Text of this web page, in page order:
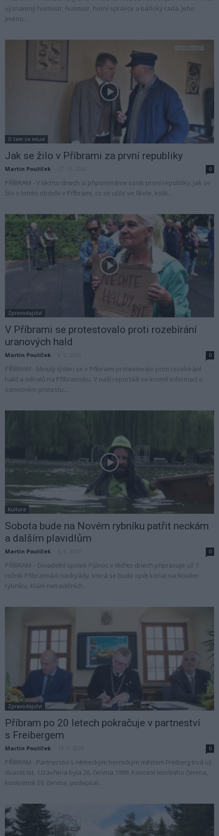
významný hormistr, huťmistr, horní správce a báňský rada. Jeho
jméno...
O čem se mluví
Jak se žilo v Příbrami za první republiky
Martin Poulíček 0
PŘÍBRAM - V těchto dnech si připomínáme vznik první republiky. Jak se
žilo v tomto období v Příbrami, co se učilo ve škole, kolik...
Zpravodajství
V Příbrami se protestovalo proti rozebírání
uranových hald
Martin Poulíček 0
PŘÍBRAM - Minulý týden se v Příbrami protestovalo proti rozebírání
hald a odvalů na Příbramsku. V naší reportáži se kromě informací o
samotném protestu,...
Kultura
Sobota bude na Novém rybníku patřit neckám
a dalším plavidlům
Martin Poulíček 0
PŘÍBRAM – Divadelní spolek Půlnoc v těchto dnech připravuje už 7.
ročník Příbramské neckyády, která se bude opět konat na Novém
rybníku. Klání netradičních...
Zpravodajství
Příbram po 20 letech pokračuje v partneství
s Freibergem
Martin Poulíček 0
PŘÍBRAM - Partnerství s německým hornickým městem Freiberg trvá už
dvacet let. Uzavřena byla 26. června 1999. Koncem letošního června,
konkrétně 29. června, podepsal...